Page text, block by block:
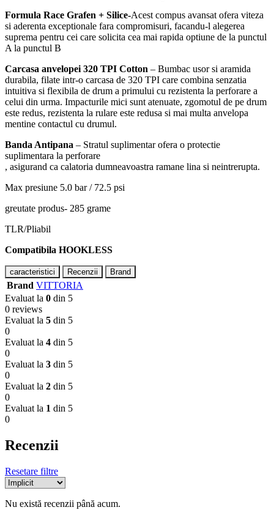
Formula Race Grafen + Silice-Acest compus avansat ofera viteza
si aderenta exceptionale fara compromisuri, facandu-l alegerea
suprema pentru cei care solicita cea mai rapida optiune de la punctul
A la punctul B
Carcasa anvelopei 320 TPI Cotton – Bumbac usor si aramida
durabila, filate intr-o carcasa de 320 TPI care combina senzatia
intuitiva si flexibila de drum a primului cu rezistenta la perforare a
celui din urma. Impacturile mici sunt atenuate, zgomotul de pe drum
este redus, rezistenta la rulare este redusa si mai multa anvelopa
mentine contactul cu drumul.
Banda Antipana – Stratul suplimentar ofera o protectie
suplimentara la perforare
, asigurand ca calatoria dumneavoastra ramane lina si neintrerupta.
Max presiune 5.0 bar / 72.5 psi
greutate produs- 285 grame
TLR/Pliabil
Compatibila HOOKLESS
caracteristici Recenzii Brand
Brand VITTORIA
Evaluat la 0 din 5
0 reviews
Evaluat la 5 din 5
0
Evaluat la 4 din 5
0
Evaluat la 3 din 5
0
Evaluat la 2 din 5
0
Evaluat la 1 din 5
0
Recenzii
Resetare filtre
Nu există recenzii până acum.